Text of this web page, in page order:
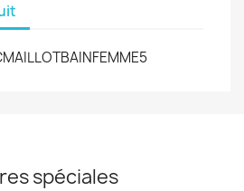
spéciales